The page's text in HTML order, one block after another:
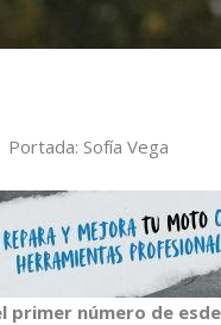
Sofía Vega
primer número de